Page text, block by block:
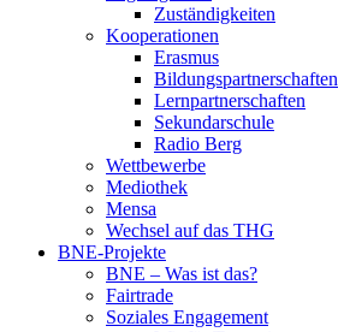
Zuständigkeiten
Kooperationen
Erasmus
Bildungspartnerschaften
Lernpartnerschaften
Sekundarschule
Radio Berg
Wettbewerbe
Mediothek
Mensa
Wechsel auf das THG
BNE-Projekte
BNE – Was ist das?
Fairtrade
Soziales Engagement